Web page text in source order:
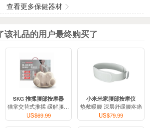
查看更多保健器材
该礼品的用户最终购买了
SKG 推揉腰部按摩器
猫掌交替式推揉 缓解腰部..
US$69.99
小米米家腰部按摩仪
热敷暖腰 深层舒缓腰疼痛
US$79.99